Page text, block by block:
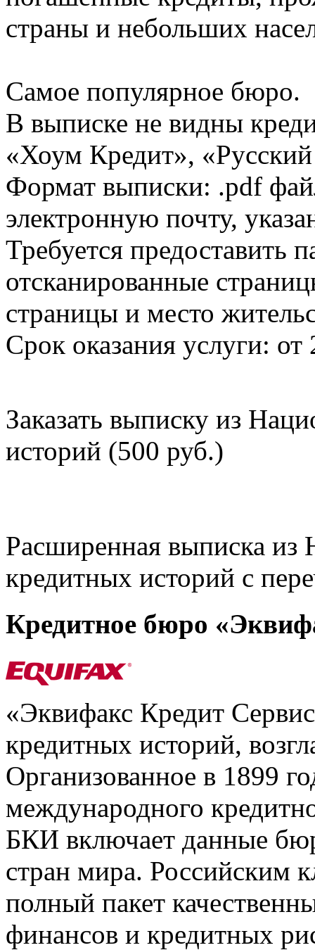
страны и небольших
Самое популярное бюро.
В выписке не видны
«Хоум Кредит»,
Формат выписки: .pdf
электронную почту,
Требуется предоставить
отсканированные
страницы и место
Срок оказания услуги: от
Заказать выписку из
историй (500 руб.)
Расширенная выписка из
кредитных историй с
Кредитное бюро
«Эквифакс Кредит
кредитных историй,
Организованное в 1899
международного
БКИ включает данные
стран мира. Российским
полный пакет
финансов и кредитных